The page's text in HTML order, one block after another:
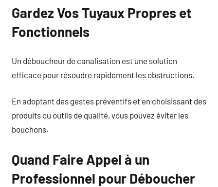
Gardez Vos Tuyaux Propres et
Fonctionnels
Un déboucheur de canalisation est une solution
efficace pour résoudre rapidement les obstructions.
En adoptant des gestes préventifs et en choisissant des
produits ou outils de qualité, vous pouvez éviter les
bouchons.
Quand Faire Appel à un
Professionnel pour Déboucher